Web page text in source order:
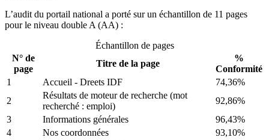
L’audit du portail national a porté sur un échantillon de 11 pages
pour le niveau double A (AA) :
Échantillon de pages
N° de
page
Titre de la page
%
Conformité
1
Accueil - Dreets IDF
74,36%
2
Résultats de moteur de recherche (mot
recherché : emploi)
92,86%
3
Informations générales
96,43%
4
Nos coordonnées
93,10%